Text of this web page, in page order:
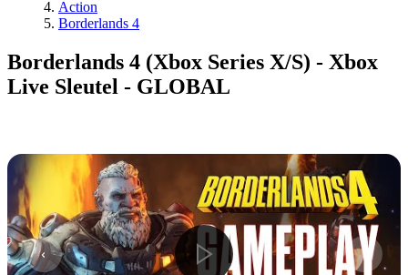
Action
Borderlands 4
Borderlands 4 (Xbox Series X/S) - Xbox
Live Sleutel - GLOBAL